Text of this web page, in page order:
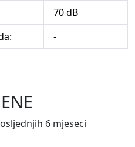
70 dB
-
6 mjeseci